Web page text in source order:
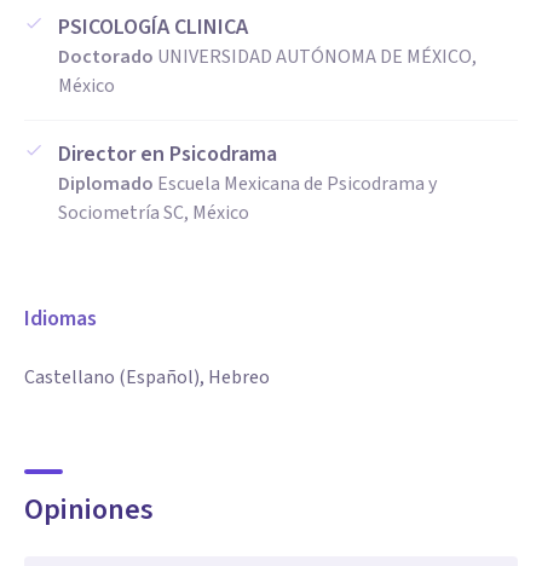
PSICOLOGÍA CLINICA
Doctorado UNIVERSIDAD AUTÓNOMA DE MÉXICO,
México
Director en Psicodrama
Diplomado Escuela Mexicana de Psicodrama y
Sociometría SC, México
Idiomas
Castellano (Español), Hebreo
Opiniones